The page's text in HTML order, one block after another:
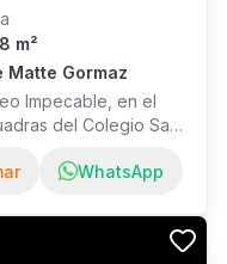
m²
Matte Gormaz
Impecable, en el
del Colegio San
Colegio de la
en general,
familiar, cómodo,
hall de
con una luminosidad
WhatsApp